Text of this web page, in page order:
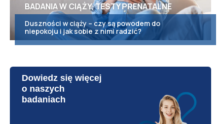
BADANIA W CIĄŻY, TESTY PRENATALNE
Duszności w ciąży – czy są powodem do
niepokoju i jak sobie z nimi radzić?
Dowiedz się więcej
o naszych
badaniach